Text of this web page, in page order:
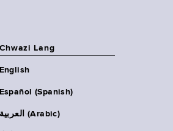
Chwazi Lang
English
Español (Spanish)
العربية (Arabic)